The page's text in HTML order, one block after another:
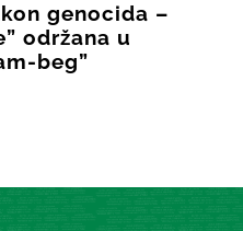
genocida –
održana u
beg”